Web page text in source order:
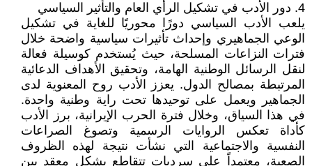
4. دور الأدب في تشكيل الرأي العام والتأثير السياسي
يلعب الأدب السياسي دورًا محوريًا للغاية في تشكيل
الوعي الجماهيري وإحداث تأثيرات سياسية واضحة خلال
فترات النزاعات المسلحة، حيث يُستخدم كوسيلة فعالة
لنقل الرسائل الوطنية الهامة، وتحقيق الأهداف الدعائية
المرتبطة بمصالح الدول. يعزز الأدب روح المعنوية لدى
الجماهير ويعمل على توحيدها تحت راية وطنية واحدة.
في هذا السياق، وخلال فترة الحرب الإيرانية، برز الأدب
كأداة تعكس الروايات الرسمية وتصوغ الصراعات
النفسية والاجتماعية التي نشأت نتيجة لهذه الظروف
الصعبة، معتمداً على سرديات تتقاطع بشكل معقد بين